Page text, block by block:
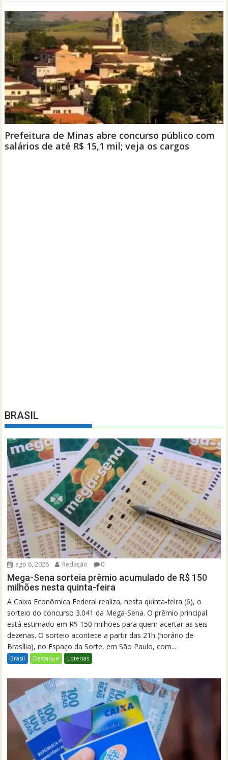
BRASIL
ago 6, 2026 Redação 0
Mega-Sena sorteia prêmio acumulado de R$ 150
milhões nesta quinta-feira
A Caixa Econômica Federal realiza, nesta quinta-feira (6), o
sorteio do concurso 3.041 da Mega-Sena. O prêmio principal
está estimado em R$ 150 milhões para quem acertar as seis
dezenas. O sorteio acontece a partir das 21h (horário de
Brasília), no Espaço da Sorte, em São Paulo, com...
Brasil Destaque Loterias